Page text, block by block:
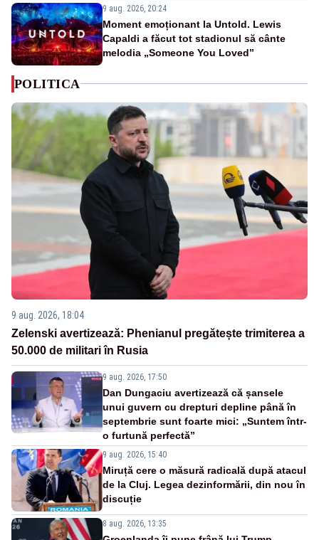
9 aug. 2026, 20:24
Moment emoționant la Untold. Lewis
Capaldi a făcut tot stadionul să cânte
melodia „Someone You Loved”
POLITICA
9 aug. 2026, 18:04
Zelenski avertizează: Phenianul pregătește trimiterea a
50.000 de militari în Rusia
9 aug. 2026, 17:50
Dan Dungaciu avertizează că șansele
unui guvern cu drepturi depline până în
septembrie sunt foarte mici: „Suntem într-
o furtună perfectă”
9 aug. 2026, 15:40
Miruță cere o măsură radicală după atacul
de la Cluj. Legea dezinformării, din nou în
discuție
8 aug. 2026, 13:35